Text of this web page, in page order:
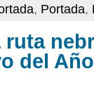
, Portada,
del